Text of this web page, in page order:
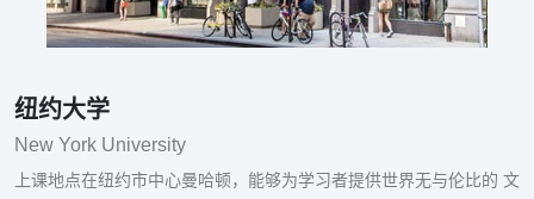
纽约大学
New York University
上课地点在纽约市中心曼哈顿，能够为学习者提供世界无与伦比的 文